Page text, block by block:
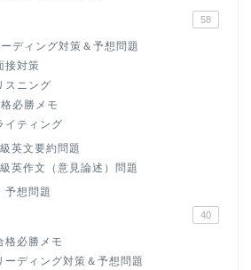
58
ディング対策＆予想問題
接対策
スニング
必勝メモ
イティング
英文要約問題
英作文（意見論述）問題
予想問題
40
格必勝メモ
ーディング対策＆予想問題